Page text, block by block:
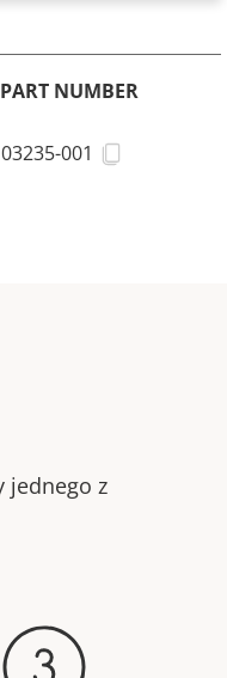
PART NUMBER
03235-001
jednego z